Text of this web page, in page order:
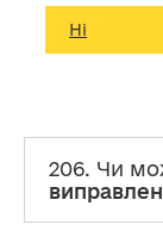
Ні
206. Чи